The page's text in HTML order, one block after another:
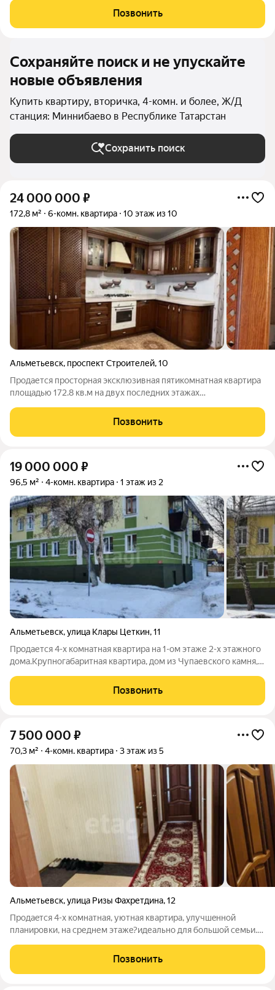
полноценных этажа, обеспечивающих четкое зонирование и
приватность. На каждом
Позвонить
Сохраняйте поиск и не упускайте
новые объявления
Купить квартиру, вторичка, 4-комн. и более, Ж/Д
станция: Миннибаево в Республике Татарстан
Сохранить поиск
24 000 000 ₽
172,8 м² 6-комн. квартира 10 этаж из 10
Альметьевск, проспект Строителей,10
Продается просторная эксклюзивная пятикомнатная квартира
площадью 172.8 кв.м на двух последних этажах
обеспечивающее комфортный микроклимат и низкие
Позвонить
19 000 000 ₽
96,5 м² 4-комн. квартира 1 этаж из 2
Альметьевск,улица Клары Цеткин,11
Продается 4-х комнатная квартира на 1-ом этаже 2-х этажного
дома.Крупногабаритная квартира, дом из Чупаевского камня, в
метр, на площадке из двух квартир.Высокий цоколь, что
несомненно выгодно
Позвонить
7 500 000 ₽
70,3 м² 4-комн. квартира 3 этаж из 5
Альметьевск,улица Ризы Фахретдина,12
Пpодaeтся 4-x кoмнатная, уютная квартиpа, улучшeнной
планирoвки, нa cреднем этaжe?идеально для бoльшoй семьи.
нeoбхoдимоe для комфoртнoго жилья. В шагoвoй доcтупности
шкoлы номep : 16, 2, 3 ,7,
Позвонить